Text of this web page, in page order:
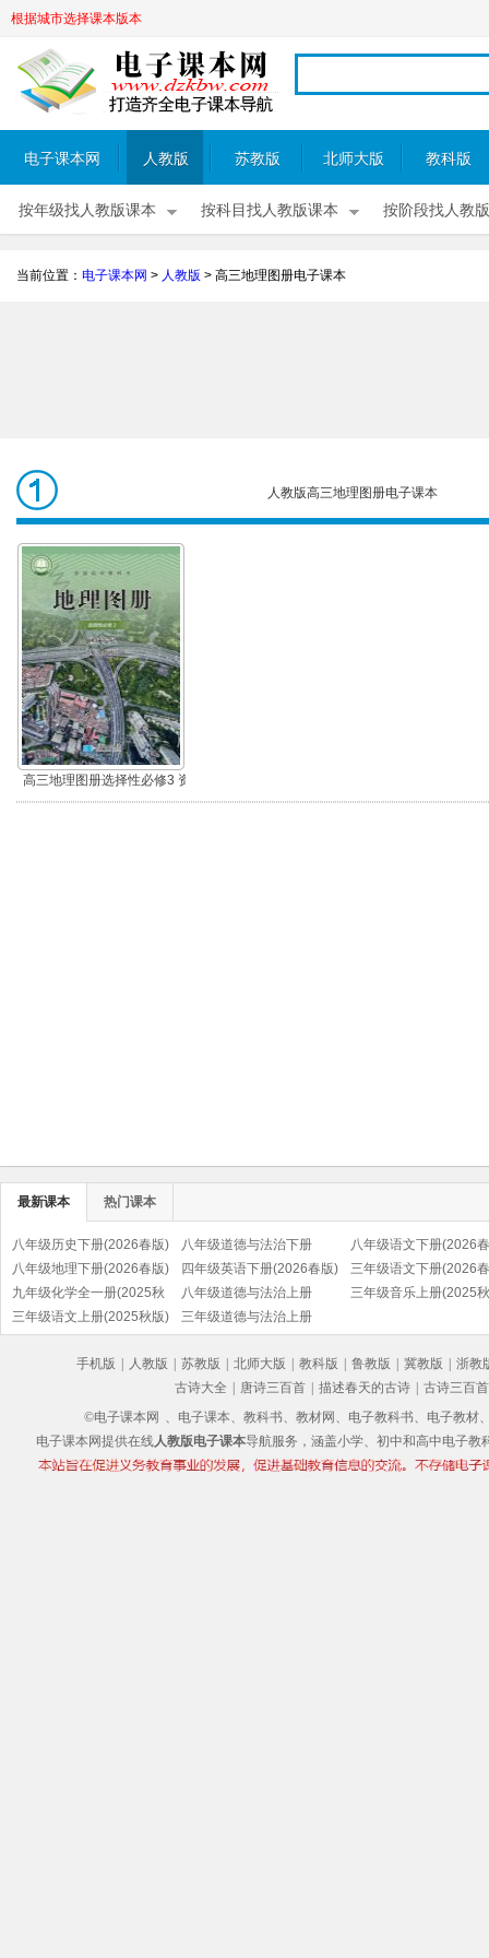
根据城市选择课本版本
电子课本网 人教版 苏教版 北师大版 教科版
按年级找人教版课本 按科目找人教版课本 按阶段找人教
当前位置： 电子课本网 > 人教版 > 高三地理图册电子课本
高三地理图册
人教版高三地理图册电子课本
高三地理图册选择性必修3 资
源、环境与国家安全
最新课本 热门课本
八年级历史下册(2026春版)
(部编版)
八年级道德与法治下册
(2026春版)(部编版)
八年级语文下册(2026
(部编版)
八年级地理下册(2026春版)
四年级英语下册(2026春版)
(PEP)
三年级语文下册(2026
(部编版)
九年级化学全一册(2025秋
版)
八年级道德与法治上册
(2025秋版)(部编版)
三年级音乐上册(2025
三年级语文上册(2025秋版)
三年级道德与法治上册
手机版
人教版 苏教版 北师大版 教科版 鲁教版 冀教版
浙教
古诗大全
唐诗三百首 描述春天的古诗
古诗三百首
©电子课本网 、电子课本、教科书、教材网、电子教科书、电子教材
电子课本网提供在线人教版电子课本导航服务，涵盖小学、初中和高中电子